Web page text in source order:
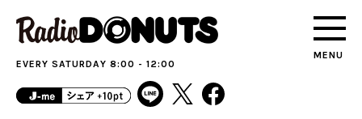
MENU
EVERY SATURDAY 8:00 - 12:00